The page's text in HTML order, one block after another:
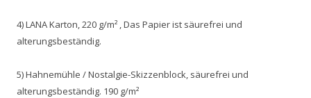
4) LANA Karton, 220 g/m² , Das Papier ist säurefrei und
alterungsbeständig.
5) Hahnemühle / Nostalgie-Skizzenblock, säurefrei und
alterungsbeständig. 190 g/m²